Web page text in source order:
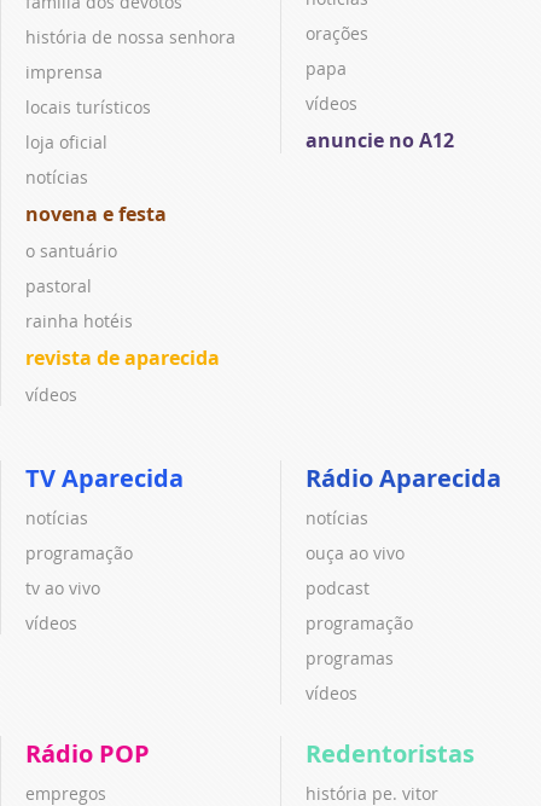
história de nossa senhora
imprensa
locais turísticos
loja oficial
notícias
novena e festa
o santuário
pastoral
rainha hotéis
revista de aparecida
vídeos
orações
papa
vídeos
anuncie no A12
TV Aparecida
notícias
programação
tv ao vivo
vídeos
Rádio Aparecida
notícias
ouça ao vivo
podcast
programação
programas
vídeos
Rádio POP
empregos
Redentoristas
história pe. vitor